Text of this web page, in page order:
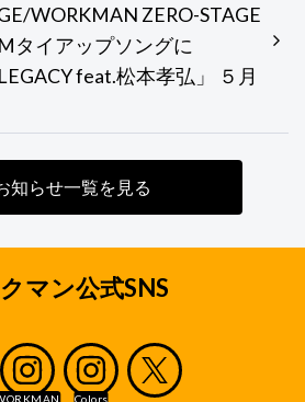
WORKMAN ZERO-STAGE
タイアップソングに
feat.松本孝弘」 ５月
知らせ一覧を見る
マン公式SNS